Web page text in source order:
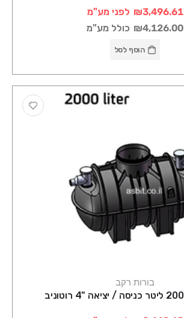
₪3,496.61 לפני מע"מ
₪4,126.00 כולל מע"מ
הוסף לסל
בורות רקב